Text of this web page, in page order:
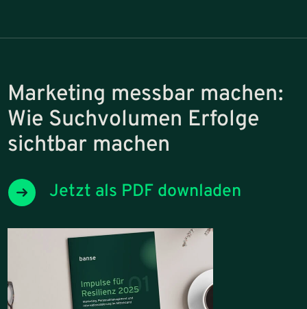
Marketing messbar machen:
Wie Suchvolumen Erfolge
sichtbar machen
Jetzt als PDF downladen